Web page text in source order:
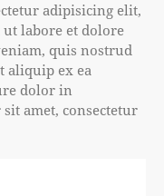
adipisicing elit,
labore et dolore
quis nostrud
aliquip ex ea
dolor in
amet, consectetur